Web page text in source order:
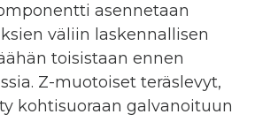
asennetaan
väliin laskennallisen
toisistaan ennen
Z-muotoiset teräslevyt,
kohtisuoraan galvanoituun